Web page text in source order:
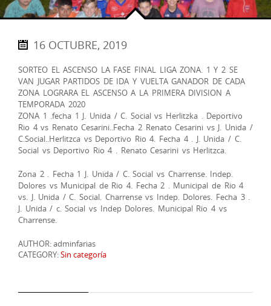
16 OCTUBRE, 2019
SORTEO EL ASCENSO LA FASE FINAL LIGA ZONA. 1 Y 2 SE
VAN JUGAR PARTIDOS DE IDA Y VUELTA GANADOR DE CADA
ZONA LOGRARA EL ASCENSO A LA PRIMERA DIVISION A
TEMPORADA 2020
ZONA 1 .fecha 1 J. Unida / C. Social vs Herlitzka . Deportivo
Rio 4 vs Renato Cesarini..Fecha 2 Renato Cesarini vs J. Unida /
C.Social..Herlitzca vs Deportivo Rio 4. Fecha 4 . J. Unida / C.
Social vs Deportivo Rio 4 . Renato Cesarini vs Herlitzca.
Zona 2 . Fecha 1 J. Unida / C. Social vs Charrense. Indep.
Dolores vs Municipal de Rio 4. Fecha 2 . Municipal de Rio 4
vs. J. Unida / C. Social. Charrense vs Indep. Dolores. Fecha 3 .
J. Unida / c. Social vs Indep Dolores. Municipal Rio 4 vs
Charrense.
AUTHOR: adminfarias
CATEGORY:Sin categoría